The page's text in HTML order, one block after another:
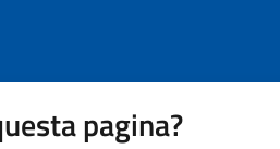
pagina?